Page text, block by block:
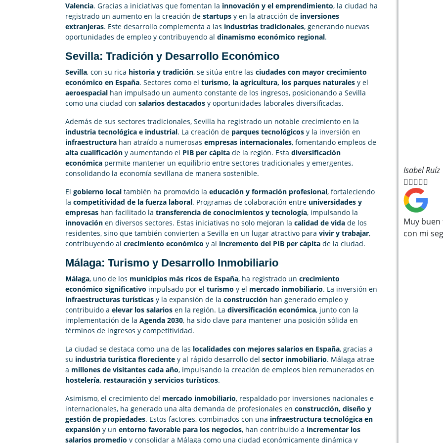
Valencia. Gracias a iniciativas que fomentan la innovación y el emprendimiento, la ciudad ha
registrado un aumento en la creación de startups y en la atracción de inversiones
extranjeras. Este desarrollo complementa a las industrias tradicionales, generando nuevas
oportunidades de empleo y contribuyendo al dinamismo económico regional.
Sevilla: Tradición y Desarrollo Económico
Sevilla, con su rica historia y tradición, se sitúa entre las ciudades con mayor crecimiento
económico en España. Sectores como el turismo, la agricultura, los parques naturales y el
aeroespacial han impulsado un aumento constante de los ingresos, posicionando a Sevilla
como una ciudad con salarios destacados y oportunidades laborales diversificadas.
Además de sus sectores tradicionales, Sevilla ha registrado un notable crecimiento en la
industria tecnológica e industrial. La creación de parques tecnológicos y la inversión en
infraestructura han atraído a numerosas empresas internacionales, fomentando empleos de
alta cualificación y aumentando el PIB per cápita de la región. Esta diversificación
económica permite mantener un equilibrio entre sectores tradicionales y emergentes,
consolidando la economía sevillana de manera sostenible.
El gobierno local también ha promovido la educación y formación profesional, fortaleciendo
la competitividad de la fuerza laboral. Programas de colaboración entre universidades y
empresas han facilitado la transferencia de conocimientos y tecnología, impulsando la
innovación en diversos sectores. Estas iniciativas no solo mejoran la calidad de vida de los
residentes, sino que también convierten a Sevilla en un lugar atractivo para vivir y trabajar,
contribuyendo al crecimiento económico y al incremento del PIB per cápita de la ciudad.
Málaga: Turismo y Desarrollo Inmobiliario
Málaga, uno de los municipios más ricos de España, ha registrado un crecimiento
económico significativo impulsado por el turismo y el mercado inmobiliario. La inversión en
infraestructuras turísticas y la expansión de la construcción han generado empleo y
contribuido a elevar los salarios en la región. La diversificación económica, junto con la
implementación de la Agenda 2030, ha sido clave para mantener una posición sólida en
términos de ingresos y competitividad.
La ciudad se destaca como una de las localidades con mejores salarios en España, gracias a
su industria turística floreciente y al rápido desarrollo del sector inmobiliario. Málaga atrae
a millones de visitantes cada año, impulsando la creación de empleos bien remunerados en
hostelería, restauración y servicios turísticos.
Asimismo, el crecimiento del mercado inmobiliario, respaldado por inversiones nacionales e
internacionales, ha generado una alta demanda de profesionales en construcción, diseño y
gestión de propiedades. Estos factores, combinados con una infraestructura tecnológica en
expansión y un entorno favorable para los negocios, han contribuido a incrementar los
salarios promedio y consolidar a Málaga como una ciudad económicamente dinámica y
Isabel Ruíz

Muy
con mi